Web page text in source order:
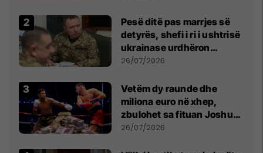
Pesë ditë pas marrjes së
detyrës, shefi i ri i ushtrisë
ukrainase urdhëron
kontroll të madh
26/07/2026
Vetëm dy raunde dhe
miliona euro në xhep,
zbulohet sa fituan Joshua
e Prenga
26/07/2026